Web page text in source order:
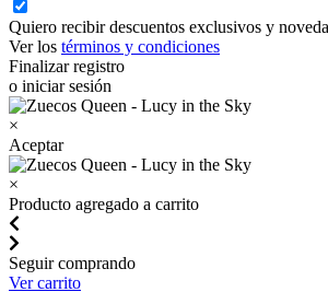
Quiero recibir descuentos exclusivos y
Ver los términos y condiciones
Finalizar registro
o iniciar sesión
×
Aceptar
×
Producto agregado a carrito
Seguir comprando
Ver carrito